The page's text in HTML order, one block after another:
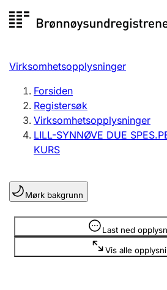
til
Registersøk
Aksjeselskap
Enkeltpersonforetak
Registrere, endre, slette
Lag og forening
Registrere, endre, slette
Flere organisasjonsformer
Virksomhetsopplysninger
Forsiden
Registersøk
Virksomhetsopplysninger
LILL-SYNNØVE DUE
KURS
Mørk bakgrunn
Last ned
Vis alle
Opplysninger er skjult